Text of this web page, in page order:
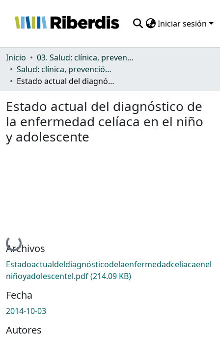
Iniciar sesión
Comunidades
Todo DSpace
Inicio
03. Salud: clínica, prevención, atención sanitaria y (re)habilitación
Salud: clínica, prevención, atención sanitaria y (re)habilitación
Estado actual del diagnóstico de la enfermedad celíaca en el niño y adolescente
Estado actual del diagnóstico de
la enfermedad celíaca en el niño
y adolescente
Cargando...
Archivos
Estadoactualdeldiagnósticodelaenfermedadceliacaenel
niñoyadolescentel.pdf(214.09 KB)
Fecha
2014-10-03
Autores